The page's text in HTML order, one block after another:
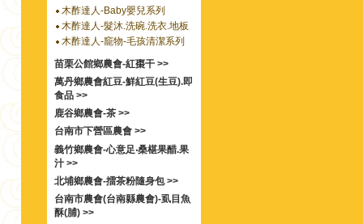
木酢達人-Baby嬰兒系列
木酢達人-髮沐.洗碗.洗衣.地板
木酢達人-竉物-毛孩清潔系列
苗栗公館鄉農會-紅棗干 >>
萬丹鄉農會紅豆-鮮紅豆(生豆).即
食品 >>
鹿谷鄉農會-茶 >>
台南市下營區農會 >>
義竹鄉農會-心意足‧桑椹果醋.果
汁 >>
北埔鄉農會-擂茶粉隨身包 >>
台南市農會(台南縣農會)-虱目魚
酥(脯) >>